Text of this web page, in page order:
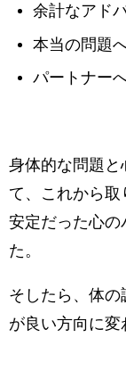
余計なアド
本当の問題
パートナー
身体的な問題と
て、これから
安定だった心の
た。
そしたら、体
が良い方向に変